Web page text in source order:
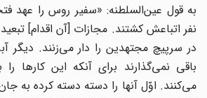
به قول عین‌السلطنه: «سفیر روس را عهد
نفر اتباعش کشتند. مجازات [آن اقدام] تبعید
در سرپیچ مجتهدین را دار می‌زنند. دیگر
باقی نمی‌گذارند برای آنکه این کارها
می‌کنند. اوّل آنها را دسته دسته کرده به جان